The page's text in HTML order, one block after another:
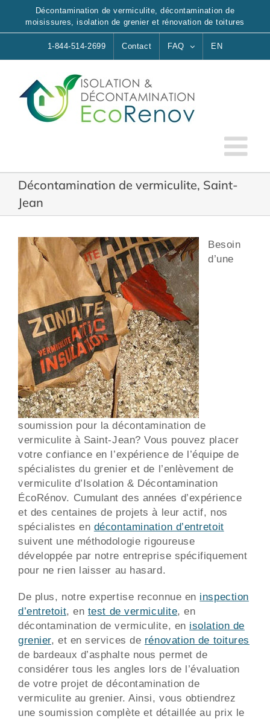
content
Décontamination de vermiculite, décontamination de
moisissures, isolation de grenier et rénovation de toitures
1-844-514-2699 Contact FAQ EN
Décontamination de vermiculite, Saint-
Jean
Besoin
d’une
soumission pour la décontamination de
vermiculite à Saint-Jean? Vous pouvez placer
votre confiance en l’expérience de l’équipe de
spécialistes du grenier et de l’enlèvement de
vermiculite d’Isolation & Décontamination
ÉcoRénov. Cumulant des années d’expérience
et des centaines de projets à leur actif, nos
spécialistes en décontamination d’entretoit
suivent une méthodologie rigoureuse
développée par notre entreprise spécifiquement
pour ne rien laisser au hasard.
De plus, notre expertise reconnue en inspection
d’entretoit , en test de vermiculite , en
décontamination de vermiculite, en isolation de
grenier, et en services de rénovation de toitures
de bardeaux d’asphalte nous permet de
considérer tous les angles lors de l’évaluation
de votre projet de décontamination de
vermiculite au grenier. Ainsi, vous obtiendrez
une soumission complète et détaillée au prix le